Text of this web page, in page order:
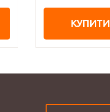
КУПИТИ